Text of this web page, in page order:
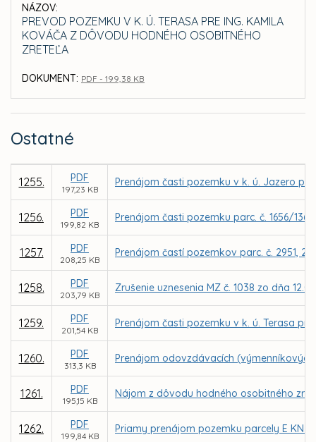
NÁZOV:
PREVOD POZEMKU V K. Ú. TERASA PRE ING. KAMILA
KOVÁČA Z DÔVODU HODNÉHO OSOBITNÉHO
ZRETEĽA
DOKUMENT: PDF - 199,38 KB
Ostatné
1255. PDF
197,23 KB
Prenájom časti pozemku v k. ú. Jazero
1256. PDF
199,82 KB
Prenájom časti pozemku parc. č. 1656/
1257. PDF
208,25 KB
Prenájom častí pozemkov parc. č. 2951,
1258. PDF
203,79 KB
Zrušenie uznesenia MZ č. 1038 zo dňa
1259. PDF
201,54 KB
Prenájom časti pozemku v k. ú. Terasa
1260. PDF
313,3 KB
Prenájom odovzdávacích
1261. PDF
195,15 KB
Nájom z dôvodu hodného osobitného
1262. PDF
199,84 KB
Priamy prenájom pozemku parcely E KN